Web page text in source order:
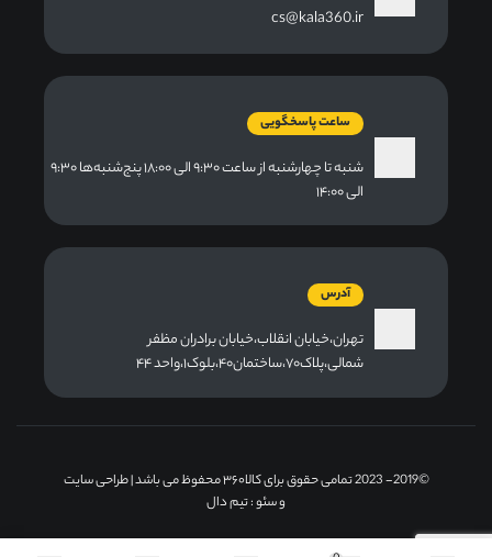
cs@kala360.ir
ساعت پاسخگویی
شنبه تا چهارشنبه از ساعت ۹:۳۰ الی ۱۸:۰۰ پنج‌شنبه‌ها ۹:۳۰
الی ۱۴:۰۰
آدرس
تهران،خیابان انقلاب،خیابان برادران مظفر
شمالی،پلاک۷۰،ساختمان۴۰،بلوک۱،واحد ۴۴
©2019- 2023 تمامی حقوق برای کالا۳۶۰ محفوظ می باشد |
طراحی سایت
و سئو: تیم دال